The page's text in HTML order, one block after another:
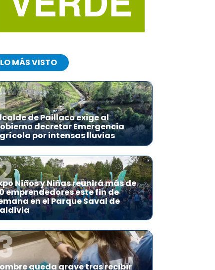
LO MÁS VISTO
de Paillaco exige al
decretar Emergencia
por intensas lluvias
Niños y Niñas reunirá más de
emprendedores este fin de
en el Parque Saval de
queda grave tras recibir